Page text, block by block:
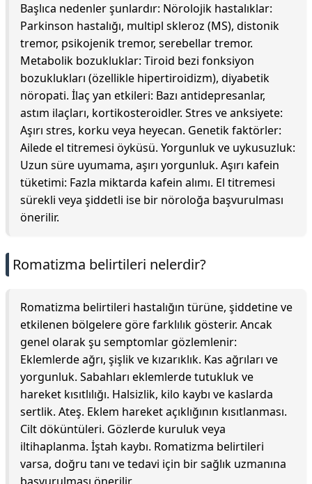
Başlıca nedenler şunlardır: Nörolojik hastalıklar:
Parkinson hastalığı, multipl skleroz (MS), distonik
tremor, psikojenik tremor, serebellar tremor.
Metabolik bozukluklar: Tiroid bezi fonksiyon
bozuklukları (özellikle hipertiroidizm), diyabetik
nöropati. İlaç yan etkileri: Bazı antidepresanlar,
astım ilaçları, kortikosteroidler. Stres ve anksiyete:
Aşırı stres, korku veya heyecan. Genetik faktörler:
Ailede el titremesi öyküsü. Yorgunluk ve uykusuzluk:
Uzun süre uyumama, aşırı yorgunluk. Aşırı kafein
tüketimi: Fazla miktarda kafein alımı. El titremesi
sürekli veya şiddetli ise bir nöroloğa başvurulması
önerilir.
Romatizma belirtileri nelerdir?
Romatizma belirtileri hastalığın türüne, şiddetine ve
etkilenen bölgelere göre farklılık gösterir. Ancak
genel olarak şu semptomlar gözlemlenir:
Eklemlerde ağrı, şişlik ve kızarıklık. Kas ağrıları ve
yorgunluk. Sabahları eklemlerde tutukluk ve
hareket kısıtlılığı. Halsizlik, kilo kaybı ve kaslarda
sertlik. Ateş. Eklem hareket açıklığının kısıtlanması.
Cilt döküntüleri. Gözlerde kuruluk veya
iltihaplanma. İştah kaybı. Romatizma belirtileri
varsa, doğru tanı ve tedavi için bir sağlık uzmanına